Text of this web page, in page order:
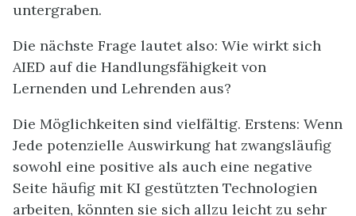
untergraben.
Die nächste Frage lautet also: Wie wirkt sich
AIED auf die Handlungsfähigkeit von
Lernenden und Lehrenden aus?
Die Möglichkeiten sind vielfältig. Erstens: Wenn
Jede potenzielle Auswirkung hat zwangsläufig
sowohl eine positive als auch eine negative
Seite häufig mit KI gestützten Technologien
arbeiten, könnten sie sich allzu leicht zu sehr